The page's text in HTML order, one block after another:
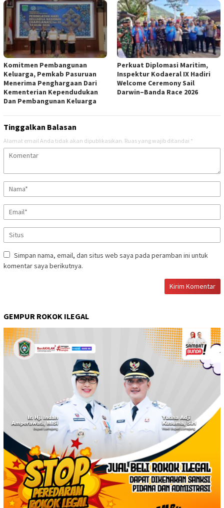
Komitmen Pembangunan
Keluarga, Pemkab Pasuruan
Menerima Penghargaan Dari
Kementerian Kependudukan
Dan Pembangunan Keluarga
Perkuat Diplomasi Maritim,
Inspektur Kodaeral IX Hadiri
Welcome Ceremony Sail
Darwin–Banda Race 2026
Tinggalkan Balasan
Alamat email Anda tidak akan dipublikasikan. Ruas yang wajib ditandai *
Simpan nama, email, dan situs web saya pada peramban ini untuk
komentar saya berikutnya.
GEMPUR ROKOK ILEGAL